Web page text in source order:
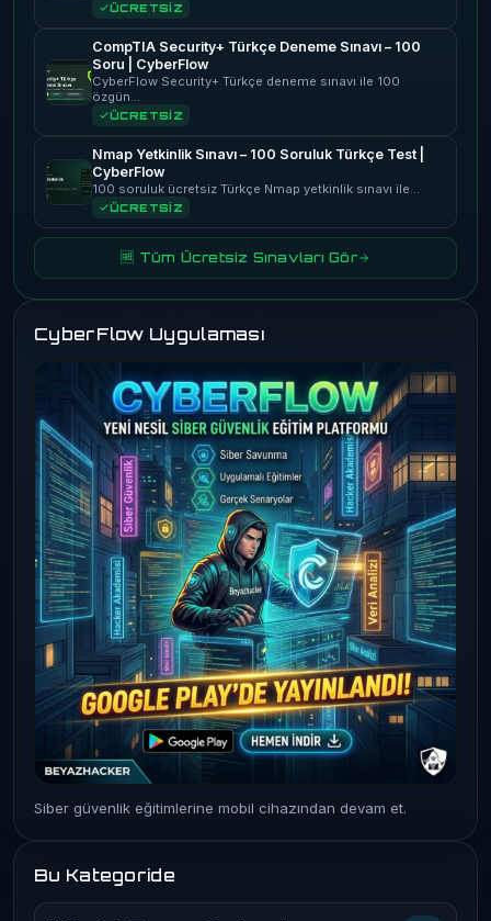
ÜCRETSİZ
CompTIA Security+ Türkçe Deneme Sınavı – 100
Soru | CyberFlow
CyberFlow Security+ Türkçe deneme sınavı ile 100
özgün…
ÜCRETSİZ
Nmap Yetkinlik Sınavı – 100 Soruluk Türkçe Test |
CyberFlow
100 soruluk ücretsiz Türkçe Nmap yetkinlik sınavı ile…
ÜCRETSİZ
🆓 Tüm Ücretsiz Sınavları Gör
CyberFlow Uygulaması
Siber güvenlik eğitimlerine mobil cihazından devam et.
Bu Kategoride